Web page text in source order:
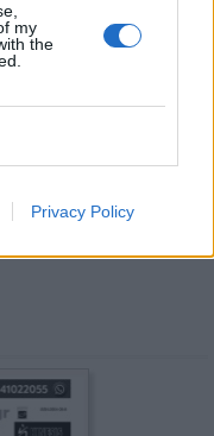
my
the
Privacy Policy